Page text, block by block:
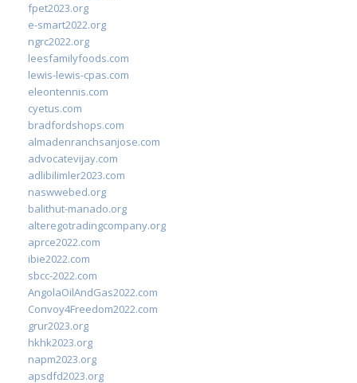
fpet2023.org
e-smart2022.org
ngrc2022.org
leesfamilyfoods.com
lewis-lewis-cpas.com
eleontennis.com
cyetus.com
bradfordshops.com
almadenranchsanjose.com
advocatevijay.com
adlibilimler2023.com
naswwebed.org
balithut-manado.org
alteregotradingcompany.org
aprce2022.com
ibie2022.com
sbcc-2022.com
AngolaOilAndGas2022.com
Convoy4Freedom2022.com
grur2023.org
hkhk2023.org
napm2023.org
apsdfd2023.org